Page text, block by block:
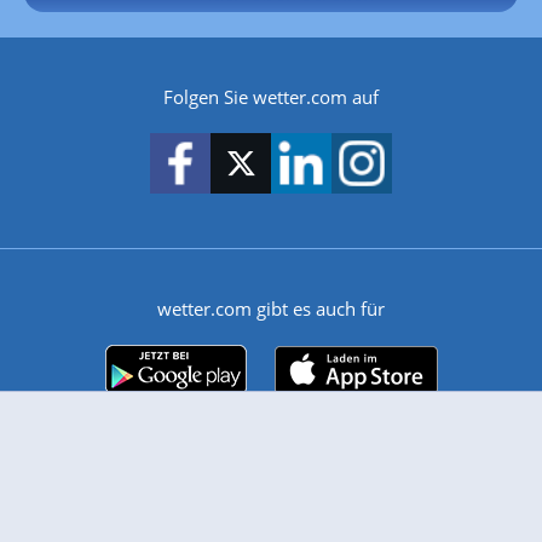
Folgen Sie wetter.com auf
wetter.com gibt es auch für